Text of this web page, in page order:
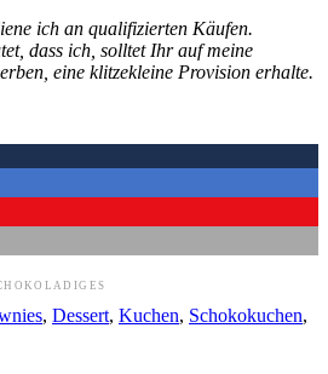
ich an qualifizierten Käufen.
dass ich, solltet Ihr auf meine
eine klitzekleine Provision erhalte.
, Dessert, Kuchen, Schokokuchen,